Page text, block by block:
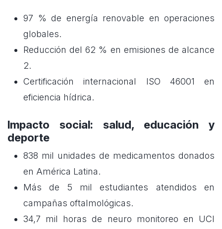
97 % de energía renovable en operaciones
globales.
Reducción del 62 % en emisiones de alcance
2.
Certificación internacional ISO 46001 en
eficiencia hídrica.
Impacto social: salud, educación y
deporte
838 mil unidades de medicamentos donados
en América Latina.
Más de 5 mil estudiantes atendidos en
campañas oftalmológicas.
34,7 mil horas de neuro monitoreo en UCI